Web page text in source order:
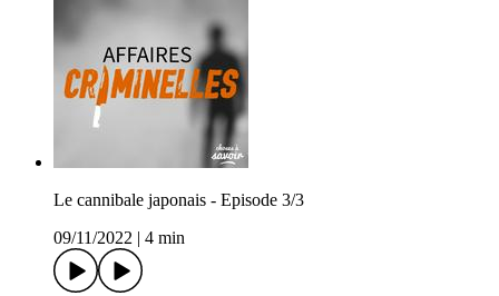
Le cannibale japonais - Episode 3/3
09/11/2022
4 min